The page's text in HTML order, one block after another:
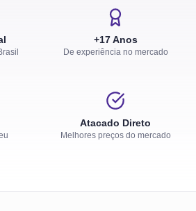
+17 Anos
De experiência no mercado
Atacado Direto
Melhores preços do mercado